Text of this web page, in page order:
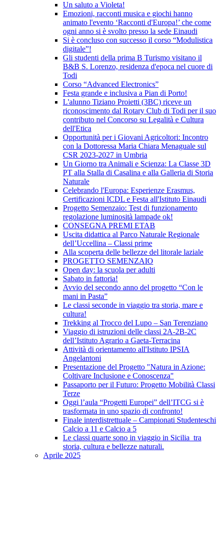
Un saluto a Violeta!
Emozioni, racconti musica e giochi hanno
animato l'evento ‘Racconti d'Europa!’ che come
ogni anno si è svolto presso la sede Einaudi
Si è concluso con successo il corso “Modulistica
digitale”!
Gli studenti della prima B Turismo visitano il
B&B S. Lorenzo, residenza d'epoca nel cuore di
Todi
Corso “Advanced Electronics”
Festa grande e inclusiva a Pian di Porto!
L'alunno Tiziano Proietti (3BC) riceve un
riconoscimento dal Rotary Club di Todi per il suo
contributo nel Concorso su Legalità e Cultura
dell'Etica
Opportunità per i Giovani Agricoltori: Incontro
con la Dottoressa Maria Chiara Menaguale sul
CSR 2023-2027 in Umbria
Un Giorno tra Animali e Scienza: La Classe 3D
PT alla Stalla di Casalina e alla Galleria di Storia
Naturale
Celebrando l'Europa: Esperienze Erasmus,
Certificazioni ICDL e Festa all'Istituto Einaudi
Progetto Semenzaio: Test di funzionamento
regolazione luminosità lampade ok!
CONSEGNA PREMI ETAB
Uscita didattica al Parco Naturale Regionale
dell’Uccellina – Classi prime
Alla scoperta delle bellezze del litorale laziale
PROGETTO SEMENZAIO
Open day: la scuola per adulti
Sabato in fattoria!
Avvio del secondo anno del progetto “Con le
mani in Pasta”
Le classi seconde in viaggio tra storia, mare e
cultura!
Trekking al Trocco del Lupo – San Terenziano
Viaggio di istruzioni delle classi 2A-2B-2C
dell’Istituto Agrario a Gaeta-Terracina
Attività di orientamento all'Istituto IPSIA
Angelantoni
Presentazione del Progetto "Natura in Azione:
Coltivare Inclusione e Conoscenza"
Passaporto per il Futuro: Progetto Mobilità Classi
Terze
Oggi l’aula “Progetti Europei” dell’ITCG si è
trasformata in uno spazio di confronto!
Finale interdistrettuale – Campionati Studenteschi
Calcio a 11 e Calcio a 5
Le classi quarte sono in viaggio in Sicilia tra
storia, cultura e bellezze naturali.
Aprile 2025